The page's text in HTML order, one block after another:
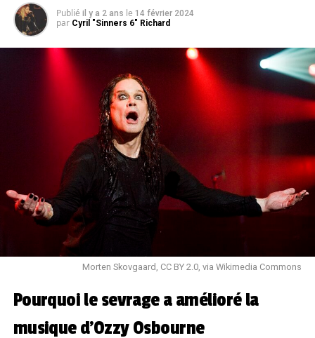
Publié il y a 2 ans le 14 février 2024
par Cyril "Sinners 6" Richard
Morten Skovgaard, CC BY 2.0, via Wikimedia Commons
Pourquoi le sevrage a amélioré la
musique d’Ozzy Osbourne